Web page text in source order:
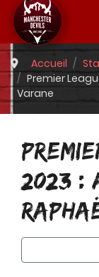
Accueil
Premier
Varane
2023 :